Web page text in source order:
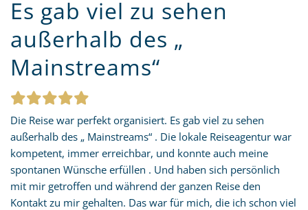
Es gab viel zu sehen
außerhalb des „
Mainstreams“
Die Reise war perfekt organisiert. Es gab viel zu sehen
außerhalb des „ Mainstreams“ . Die lokale Reiseagentur war
kompetent, immer erreichbar, und konnte auch meine
spontanen Wünsche erfüllen . Und haben sich persönlich
mit mir getroffen und während der ganzen Reise den
Kontakt zu mir gehalten. Das war für mich, die ich schon viel